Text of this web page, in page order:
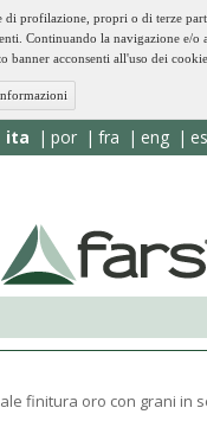
di profilazione, propri o di terze
Continuando la navigazione e/o
banner acconsenti all'uso dei cookie
ita por fra eng
finitura oro con grani in